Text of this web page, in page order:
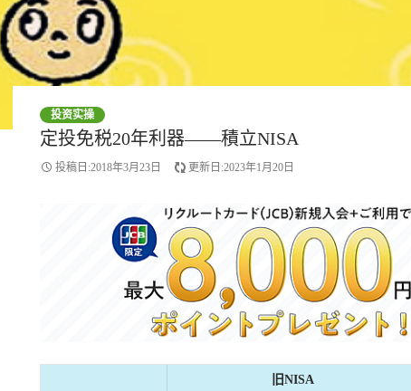
投资实操
定投免税20年利器——積立NISA
投稿日:2018年3月23日 更新日:2023年1月20日
旧NISA